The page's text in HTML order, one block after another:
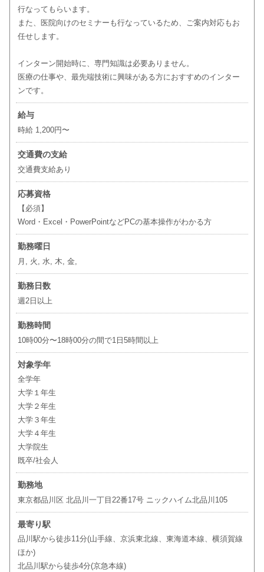
行なってもらいます。
また、医院向けのセミナーも行なっているため、ご案内対応もお
任せします。
インターン開始時に、専門知識は必要ありません。
医療の仕事や、最先端技術に興味がある方におすすめのインター
ンです。
給与
時給 1,200円〜
交通費の支給
交通費支給あり
応募資格
【必須】
Word・Excel・PowerPointなどPCの基本操作がわかる方
勤務曜日
月, 火, 水, 木, 金,
勤務日数
週2日以上
勤務時間
10時00分〜18時00分の間で1日5時間以上
対象学年
全学年
大学１年生
大学２年生
大学３年生
大学４年生
大学院生
既卒/社会人
勤務地
東京都品川区 北品川一丁目22番17号 ニックハイム北品川105
最寄り駅
品川駅から徒歩11分(山手線、京浜東北線、東海道本線、横須賀線
ほか)
北品川駅から徒歩4分(京急本線)